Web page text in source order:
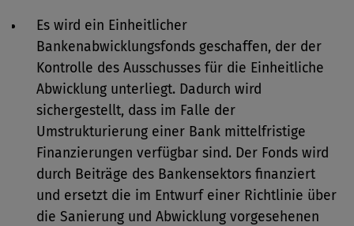
Es wird ein Einheitlicher
Bankenabwicklungsfonds geschaffen, der der
Kontrolle des Ausschusses für die Einheitliche
Abwicklung unterliegt. Dadurch wird
sichergestellt, dass im Falle der
Umstrukturierung einer Bank mittelfristige
Finanzierungen verfügbar sind. Der Fonds wird
durch Beiträge des Bankensektors finanziert
und ersetzt die im Entwurf einer Richtlinie über
die Sanierung und Abwicklung vorgesehenen